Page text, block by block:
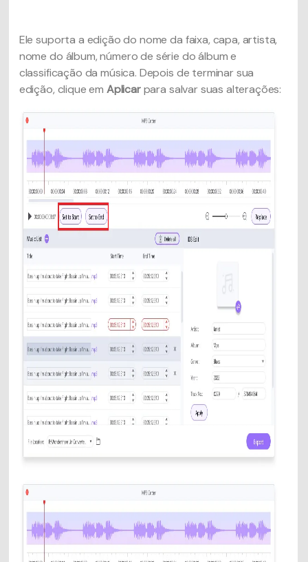
Ele suporta a edição do nome da faixa, capa, artista,
nome do álbum, número de série do álbum e
classificação da música. Depois de terminar sua
edição, clique em Aplicarpara salvar suas alterações: